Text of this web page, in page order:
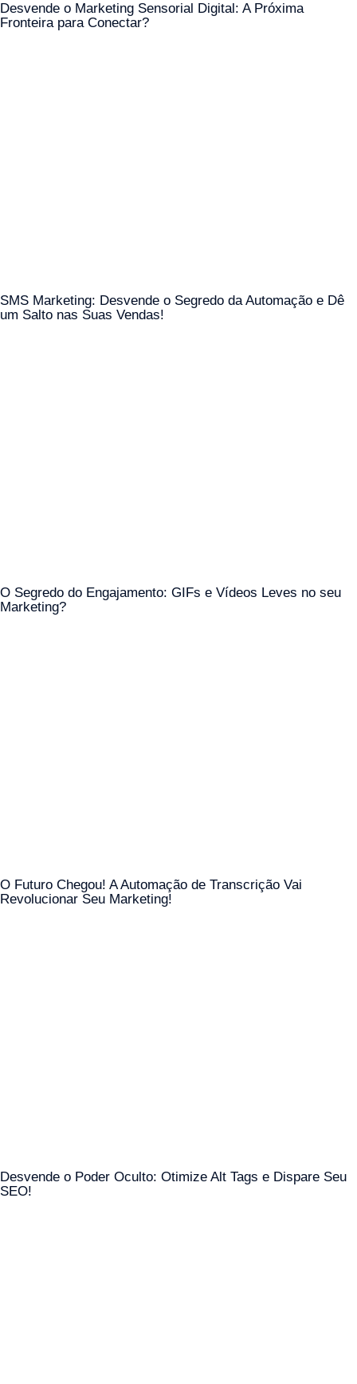
Desvende o Marketing Sensorial Digital: A Próxima
Fronteira para Conectar?
SMS Marketing: Desvende o Segredo da Automação e Dê
um Salto nas Suas Vendas!
O Segredo do Engajamento: GIFs e Vídeos Leves no seu
Marketing?
O Futuro Chegou! A Automação de Transcrição Vai
Revolucionar Seu Marketing!
Desvende o Poder Oculto: Otimize Alt Tags e Dispare Seu
SEO!